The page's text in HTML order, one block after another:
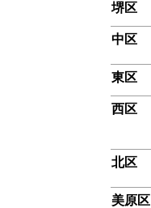
堺区
中区
東区
西区
北区
美原区